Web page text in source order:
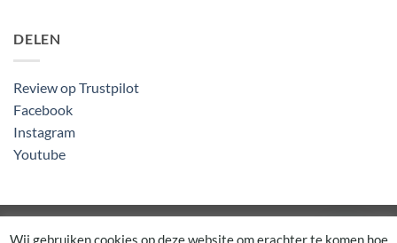
DELEN
Review op Trustpilot
Facebook
Instagram
Youtube
Wij gebruiken cookies op deze website om erachter te komen hoe